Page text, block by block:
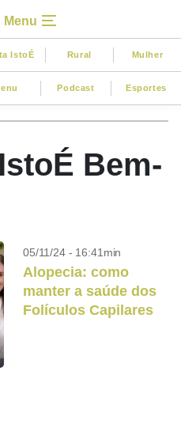
Menu
IstoÉ Rural Mulher
Podcast Esportes
Bem-
05/11/24 - 16:41min
Alopecia: como
manter a saúde dos
Folículos Capilares